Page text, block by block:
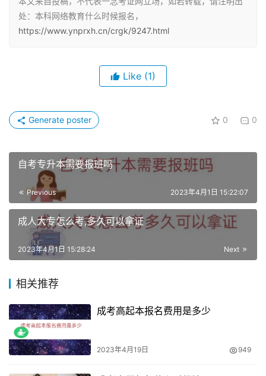
1.确定学校和专业：学生需先确定想学的学校和专业。
3.提交材料：报名时需要提供本人的身份证原件、毕业证原
4.网上选院校：根据个人喜好和需求，选择合适的院校。
三、考试安排
网络教育本科考试一般安排在每年的4月、9月、12月进
行，具体的考试日期以所报考的院校为准。
四、报考对象
五、报名注意事项
1.考生应具备上网学习的条件，且能够参加网络学习的时
间。
处：本科网络教育什么时候报名，
https://www.ynprxh.cn/crgk/9247.html
Like (1)
0 0
Generate poster
自考专升本需要报班吗
Previous 2023年4月1日 15:22:07
成人大专怎么考,多久可以拿证
Next
2023年4月1日 15:28:24
相关推荐
成考高起本报名费用是多少
2023年4月19日 949